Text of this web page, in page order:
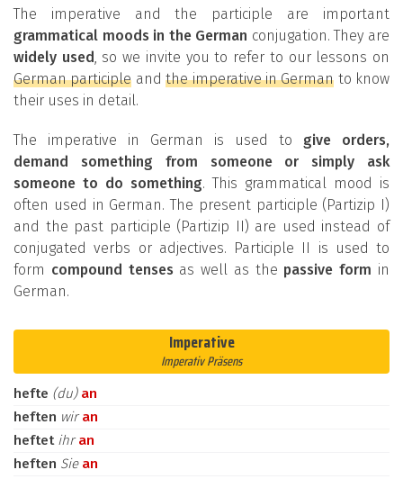
The imperative and the participle are important
grammatical moods in the German conjugation. They are
widely used, so we invite you to refer to our lessons on
German participle andthe imperative in German to know
their uses in detail.
The imperative in German is used to give orders,
demand something from someone or simply ask
someone to do something. This grammatical mood is
often used in German. The present participle (Partizip I)
and the past participle (Partizip II) are used instead of
conjugated verbs or adjectives. Participle II is used to
form compound tenses as well as the passive form in
German.
Imperative
Imperativ Präsens
hefte (du) an
heften wiran
heftet ihran
heften Sie an